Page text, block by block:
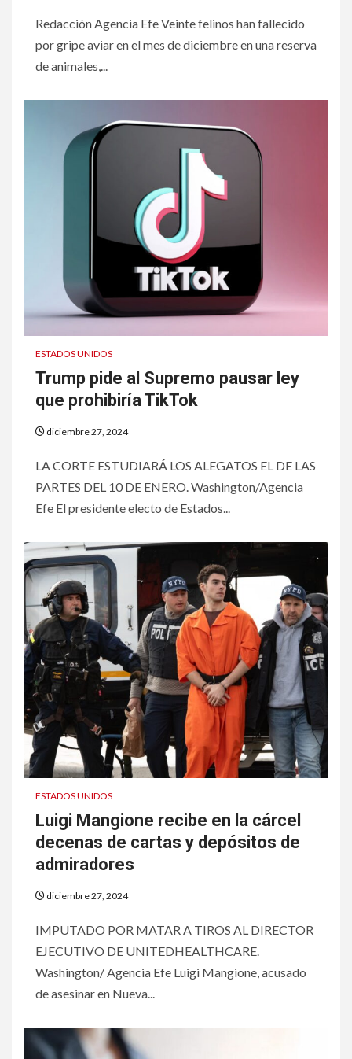
Redacción Agencia Efe Veinte felinos han fallecido
por gripe aviar en el mes de diciembre en una reserva
de animales,...
ESTADOS UNIDOS
Trump pide al Supremo pausar ley
que prohibiría TikTok
diciembre 27, 2024
LA CORTE ESTUDIARÁ LOS ALEGATOS EL DE LAS
PARTES DEL 10 DE ENERO. Washington/Agencia
Efe El presidente electo de Estados...
ESTADOS UNIDOS
Luigi Mangione recibe en la cárcel
decenas de cartas y depósitos de
admiradores
diciembre 27, 2024
IMPUTADO POR MATAR A TIROS AL DIRECTOR
EJECUTIVO DE UNITEDHEALTHCARE.
Washington/ Agencia Efe Luigi Mangione, acusado
de asesinar en Nueva...